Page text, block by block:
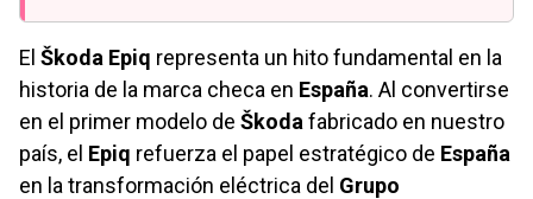
El Škoda Epiq representa un hito fundamental en la
historia de la marca checa en España. Al convertirse
en el primer modelo de Škoda fabricado en nuestro
país, el Epiq refuerza el papel estratégico de España
en la transformación eléctrica del Grupo